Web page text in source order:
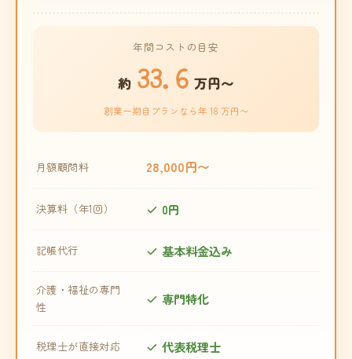
年間コストの目安
約 33.6 万円〜
創業一期目プランなら年 18 万円〜
月額顧問料 28,000円〜
決算料（年1回） 0円
記帳代行 基本料金込み
介護・福祉の専門
性
専門特化
税理士が直接対応 代表税理士